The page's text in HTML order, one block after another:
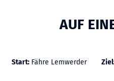
AUF
Start: Fähre Lemwerder